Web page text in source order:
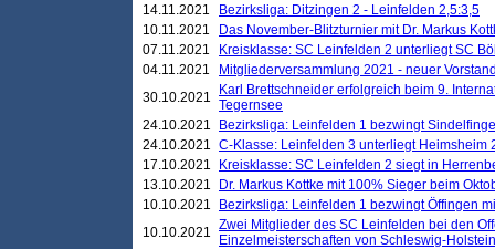
14.11.2021
Bezirksliga: Ditzingen 2 - Leinfelden 2,5:3,5
10.11.2021
Das November-Blitzturnier mit Dr. Markus
07.11.2021
Kreisklasse: SC Leinfelden 2 unterliegt SC
04.11.2021
Mitgliederversammlung 2021 - neuer
30.10.2021
Karl Brettschneider erfolgreich beim 9.
Tegernsee
24.10.2021
Bezirksliga: Leinfelden 1 bezwingt
24.10.2021 C-Klasse: Leinfelden 3 unterliegt Heimsheim
17.10.2021
Kreisklasse: SC Leinfelden 2 siegt in
13.10.2021
Dr. Markus Kottke mit 100% Sieger beim
10.10.2021
Bezirksliga: Leinfelden 1 bezwingt Öffingen
10.10.2021 Zwei Mitglieder des SC Leinfelden bei den
Einzelmeisterschaften von Schleswig-